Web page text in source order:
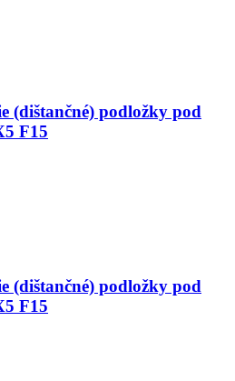
(dištančné) podložky pod
F15
(dištančné) podložky pod
F15